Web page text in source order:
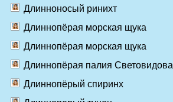
Длинноносый ринихт
Длиннопёрая морская щука
Длиннопёрая морская щука
Длиннопёрая палия Световидова
Длиннопёрый спиринх